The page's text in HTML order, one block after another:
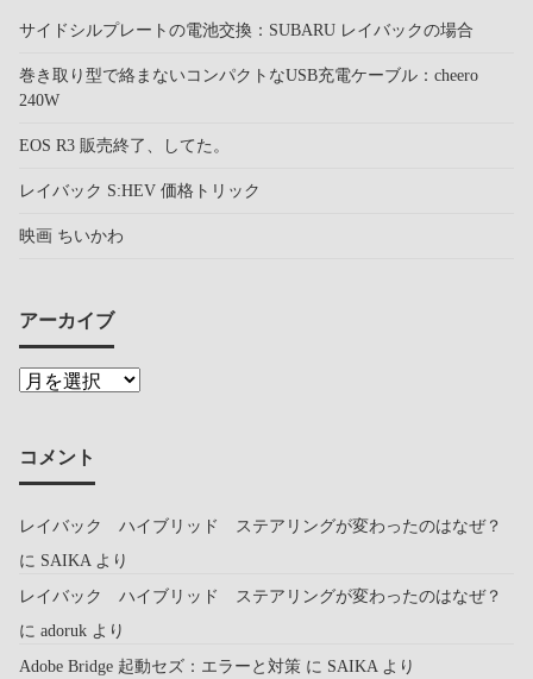
サイドシルプレートの電池交換：SUBARU レイバックの場合
巻き取り型で絡まないコンパクトなUSB充電ケーブル：cheero
240W
EOS R3 販売終了、してた。
レイバック S:HEV 価格トリック
映画 ちいかわ
アーカイブ
コメント
レイバック ハイブリッド ステアリングが変わったのはなぜ？
に SAIKA より
レイバック ハイブリッド ステアリングが変わったのはなぜ？
に adoruk より
Adobe Bridge 起動セズ：エラーと対策 に SAIKA より